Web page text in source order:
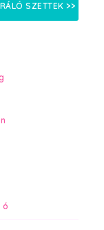
SZETTEK >>